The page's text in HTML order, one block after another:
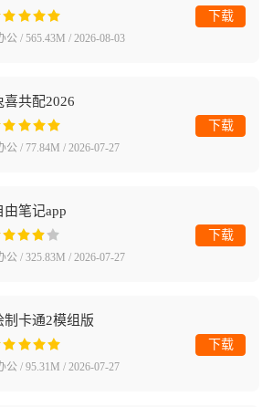
公 / 565.43M / 2026-08-03
下载
喜共配2026
公 / 77.84M / 2026-07-27
下载
由笔记app
公 / 325.83M / 2026-07-27
下载
制卡通2模组版
公 / 95.31M / 2026-07-27
下载